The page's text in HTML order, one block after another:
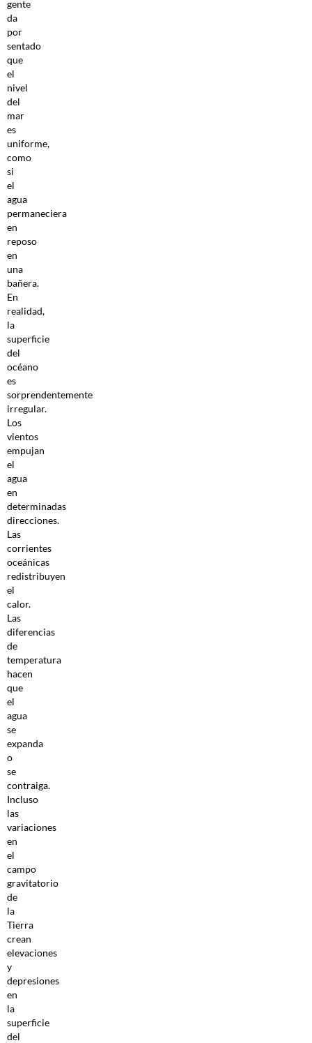
gente
da
por
sentado
que
el
nivel
del
mar
es
uniforme,
como
si
el
agua
permaneciera
en
reposo
en
una
bañera.
En
realidad,
la
superficie
del
océano
es
sorprendentemente
irregular.
Los
vientos
empujan
el
agua
en
determinadas
direcciones.
Las
corrientes
oceánicas
redistribuyen
el
calor.
Las
diferencias
de
temperatura
hacen
que
el
agua
se
expanda
o
se
contraiga.
Incluso
las
variaciones
en
el
campo
gravitatorio
de
la
Tierra
crean
elevaciones
y
depresiones
en
la
superficie
del